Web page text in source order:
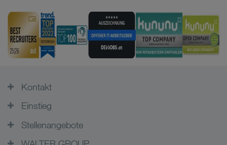
Kontakt
Einstieg
Stellenangebote